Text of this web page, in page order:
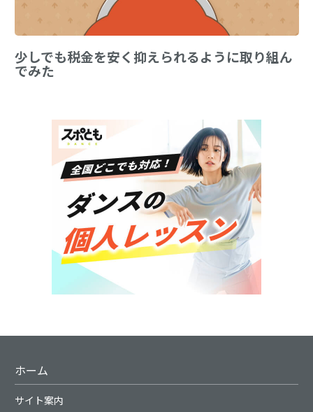
少しでも税金を安く抑えられるように取り組ん
でみた
ホーム
サイト案内